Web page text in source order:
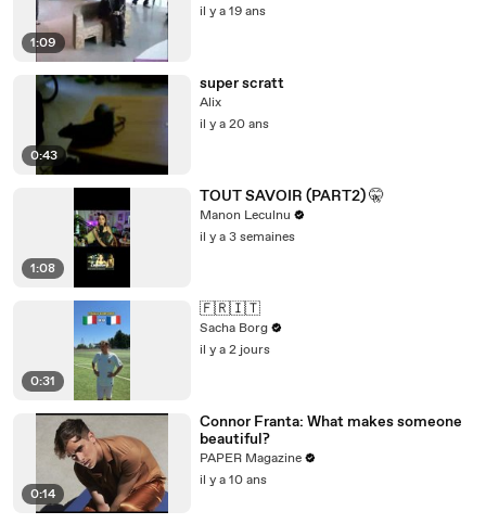
1:09
il y a 19 ans
0:43
super scratt
Alix
il y a 20 ans
1:08
TOUT SAVOIR (PART2) 🤫
Manon Leculnu
il y a 3 semaines
0:31
🇫🇷🇮🇹
Sacha Borg
il y a 2 jours
0:14
Connor Franta: What makes someone
beautiful?
PAPER Magazine
il y a 10 ans